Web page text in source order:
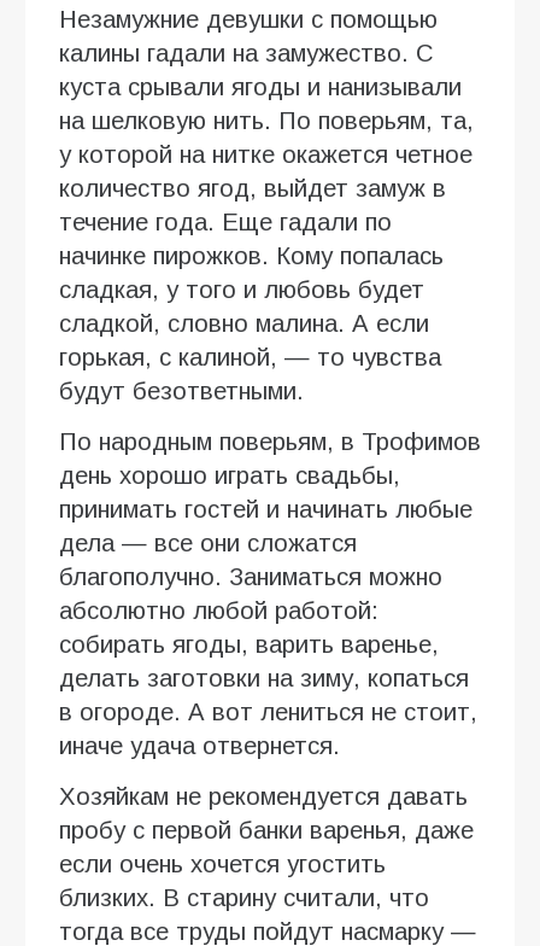
Незамужние девушки с помощью
калины гадали на замужество. С
куста срывали ягоды и нанизывали
на шелковую нить. По поверьям, та,
у которой на нитке окажется четное
количество ягод, выйдет замуж в
течение года. Еще гадали по
начинке пирожков. Кому попалась
сладкая, у того и любовь будет
сладкой, словно малина. А если
горькая, с калиной, — то чувства
будут безответными.
По народным поверьям, в Трофимов
день хорошо играть свадьбы,
принимать гостей и начинать любые
дела — все они сложатся
благополучно. Заниматься можно
абсолютно любой работой:
собирать ягоды, варить варенье,
делать заготовки на зиму, копаться
в огороде. А вот лениться не стоит,
иначе удача отвернется.
Хозяйкам не рекомендуется давать
пробу с первой банки варенья, даже
если очень хочется угостить
близких. В старину считали, что
тогда все труды пойдут насмарку —